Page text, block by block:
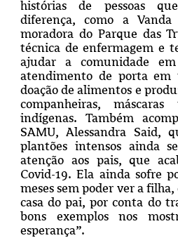
histórias de pessoas
diferença, como a
moradora do Parque das
técnica de enfermagem e
ajudar a comunidade
atendimento de porta em
doação de alimentos e
companheiras,
indígenas. Também
SAMU, Alessandra Said,
plantões intensos ainda
atenção aos pais, que
Covid-19. Ela ainda sofre
meses sem poder ver a
casa do pai, por conta do
bons exemplos nos
esperança”.